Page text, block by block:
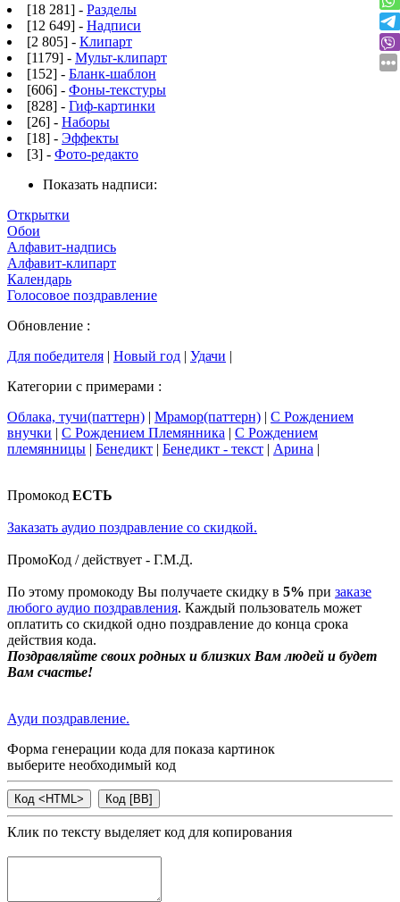
[18 281] - Разделы
[12 649] - Надписи
[2 805] - Клипарт
[1179] - Мульт-клипарт
[152] - Бланк-шаблон
[606] - Фоны-текстуры
[828] - Гиф-картинки
[26] - Наборы
[18] - Эффекты
[3] - Фото-редакто
Показать надписи:
Открытки
Обои
Алфавит-надпись
Алфавит-клипарт
Календарь
Голосовое поздравление
Обновление :
Для победителя | Новый год | Удачи |
Категории с примерами :
Облака, тучи(паттерн) | Мрамор(паттерн) | С Рождением
внучки | С Рождением Племянника | С Рождением
племянницы | Бенедикт | Бенедикт - текст | Арина |
Промокод ЕСТЬ
Заказать аудио поздравление со скидкой.
ПромоКод / действует - Г.М.Д.
По этому промокоду Вы получаете скидку в 5% при заказе
любого аудио поздравления. Каждый пользователь может
оплатить со скидкой одно поздравление до конца срока
действия кода.
Поздравляйте своих родных и близких Вам людей и будет
Вам счастье!
Ауди поздравление.
Форма генерации кода для показа картинок
выберите необходимый код
Клик по тексту выделяет код для копирования